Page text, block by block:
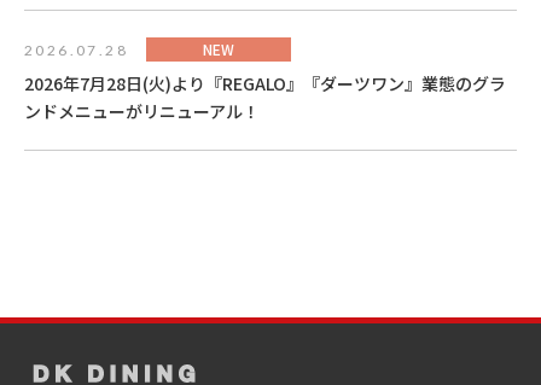
2026.07.28 NEW
2026年7月28日(火)より『REGALO』『ダーツワン』業態のグラ
ンドメニューがリニューアル！